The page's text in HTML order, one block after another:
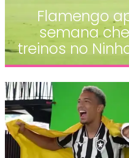
Flamengo
semana
treinos no